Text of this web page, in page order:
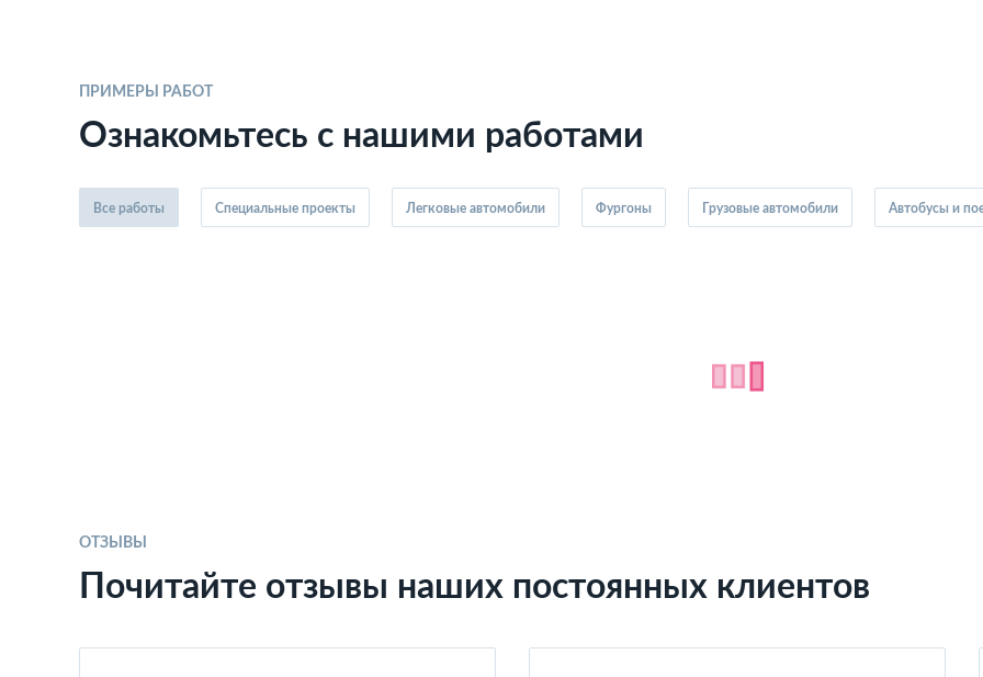
ПРИМЕРЫ РАБОТ
Ознакомьтесь с нашими работами
Все работы Специальные проекты Легковые автомобили Фургоны Грузовые автомобили Автобусы и
ОТЗЫВЫ
Почитайте отзывы наших постоянных клиентов